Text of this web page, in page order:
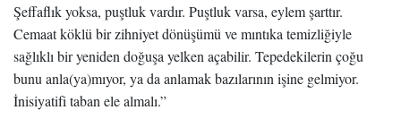
Şeffaflık yoksa, puştluk vardır. Puştluk varsa, eylem şarttır.
Cemaat köklü bir zihniyet dönüşümü ve mıntıka temizliğiyle
sağlıklı bir yeniden doğuşa yelken açabilir. Tepedekilerin çoğu
bunu anla(ya)mıyor, ya da anlamak bazılarının işine gelmiyor.
İnisiyatifi taban ele almalı.”